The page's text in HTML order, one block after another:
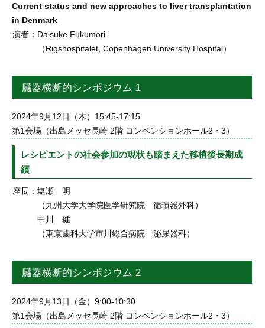
Current status and new approaches to liver transplantation
in Denmark
演者： Daisuke Fukumori
（Rigshospitalet, Copenhagen University Hospital）
臓器横断的シンポジウム 1
2024年9月12日（木）15:45-17:15
第1会場（出島メッセ長崎 2階 コンベンションホール2・3）
レシピエントの社会参加の現状も踏まえた移植後長期成
績
座長： 塩瀬 明
（九州大学大学院医学研究院 循環器外科）
中川 健
（東京歯科大学市川総合病院 泌尿器科）
臓器横断的シンポジウム 2
2024年9月13日（金）9:00-10:30
第1会場（出島メッセ長崎 2階 コンベンションホール2・3）